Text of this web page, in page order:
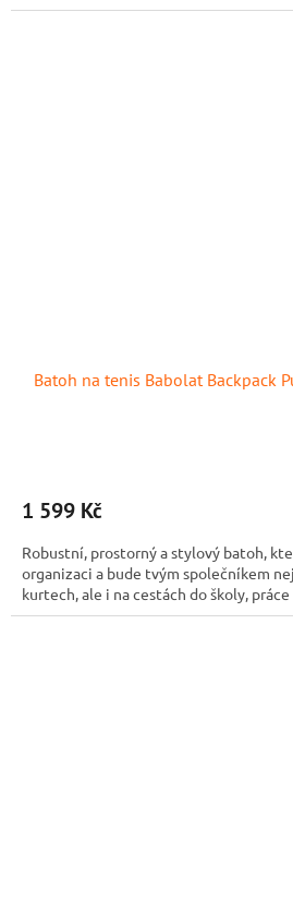
Batoh na tenis Babolat Backpack
1 599 Kč
Robustní, prostorný a stylový batoh,
organizaci a bude tvým společníkem
kurtech, ale i na cestách do školy,